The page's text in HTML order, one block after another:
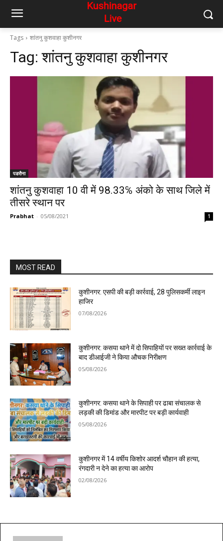
Tags शांतनु कुशवाहा कुशीनगर
Tag:शांतनु कुशवाहा कुशीनगर
पडरौना
शांतनु कुशवाहा 10 वी में 98.33℅ अंको के साथ जिले में
तीसरे स्थान पर
Prabhat - 05/08/2021 1
MOST READ
कुशीनगर: एसपी की बड़ी कार्रवाई, 28 पुलिसकर्मी लाइन
हाजिर
07/08/2026
कुशीनगर: कसया थाने में दो सिपाहियों पर सख्त कार्रवाई के
बाद डीआईजी ने किया औचक निरीक्षण
05/08/2026
कुशीनगर: कसया थाने के सिपाही पर ढाबा संचालक से
लड़की की डिमांड और मारपीट पर बड़ी कार्यवाही
05/08/2026
कुशीनगर में 14 वर्षीय किशोर आदर्श चौहान की हत्या,
रंगदारी न देने का हत्या का आरोप
02/08/2026